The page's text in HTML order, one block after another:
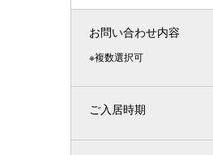
お問い合わせ内容
※複数選択可
ご入居時期